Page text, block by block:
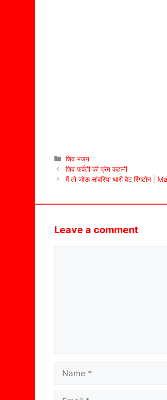
Categories
शिव भजन
शिव पार्वती की प्रेम कहानी
मैं तो जोऊ सांवरिया थारी वैट
Leave a comment